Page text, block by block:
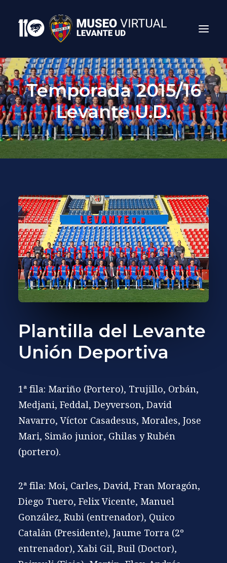
Temporada 2015/16
Levante U.D.
Plantilla del Levante
Unión Deportiva
1ª fila: Mariño (Portero), Trujillo, Orbán,
Medjani, Feddal, Deyverson, David
Navarro, Víctor Casadesus, Morales, Jose
Mari, Simão junior, Ghilas y Rubén
(portero).
2ª fila: Moi, Carles, David, Fran Moragón,
Diego Tuero, Felix Vicente, Manuel
González, Rubi (entrenador), Quico
Catalán (Presidente), Jaume Torra (2º
entrenador), Xabi Gil, Buil (Doctor),